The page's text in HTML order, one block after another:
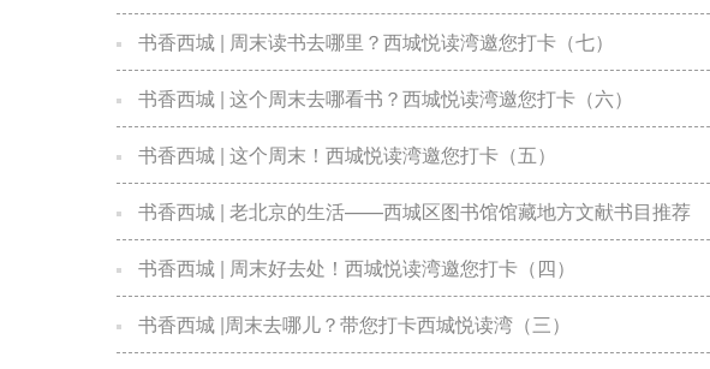
书香西城 | 周末读书去哪里？西城悦读湾邀您打卡（七）
书香西城 | 这个周末去哪看书？西城悦读湾邀您打卡（六）
书香西城 | 这个周末！西城悦读湾邀您打卡（五）
书香西城 | 老北京的生活——西城区图书馆馆藏地方文献书目推荐
书香西城 | 周末好去处！西城悦读湾邀您打卡（四）
书香西城 |周末去哪儿？带您打卡西城悦读湾（三）